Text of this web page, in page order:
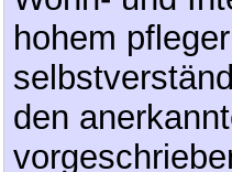
hohem
den